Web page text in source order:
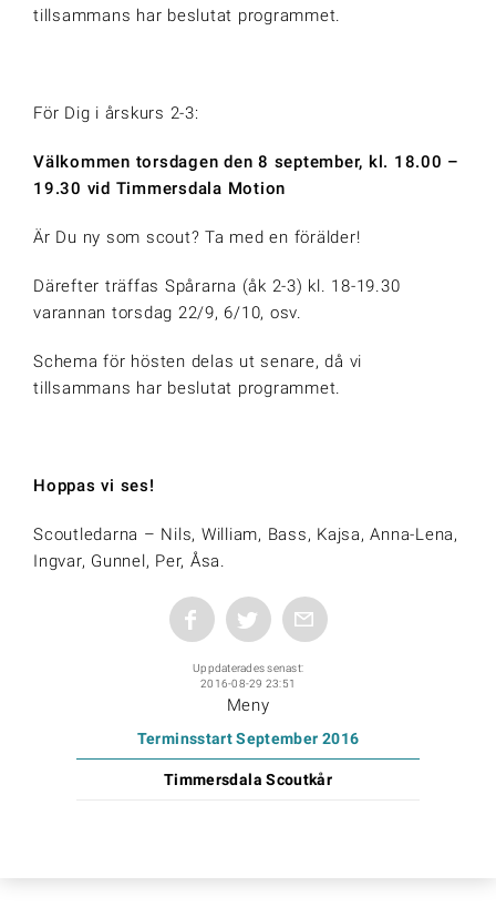
tillsammans har beslutat programmet.
För Dig i årskurs 2-3:
Välkommen torsdagen den 8 september, kl. 18.00 –
19.30 vid Timmersdala Motion
Är Du ny som scout? Ta med en förälder!
Därefter träffas Spårarna (åk 2-3) kl. 18-19.30
varannan torsdag 22/9, 6/10, osv.
Schema för hösten delas ut senare, då vi
tillsammans har beslutat programmet.
Hoppas vi ses!
Scoutledarna – Nils, William, Bass, Kajsa, Anna-Lena,
Ingvar, Gunnel, Per, Åsa.
Uppdaterades senast:
2016-08-29 23:51
Meny
Terminsstart September 2016
Timmersdala Scoutkår